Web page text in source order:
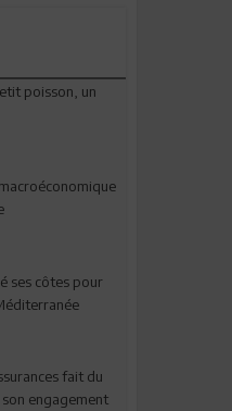
poisson, un
ses côtes pour
fait du
engagement